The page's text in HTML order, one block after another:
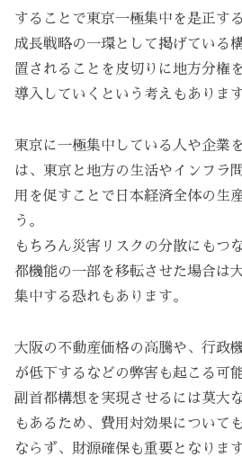
することで東京一極集中を是正す
成長戦略の一環として掲げている
置されることを皮切りに地方分権
導入していくという考えもあります
東京に一極集中している人や企業
は、東京と地方の生活やインフラ
用を促すことで日本経済全体の生
う。
もちろん災害リスクの分散にもつ
都機能の一部を移転させた場合は
集中する恐れもあります。
大阪の不動産価格の高騰や、行政
が低下するなどの弊害も起こる可
副首都構想を実現させるには莫大
もあるため、費用対効果について
ならず、財源確保も重要となります